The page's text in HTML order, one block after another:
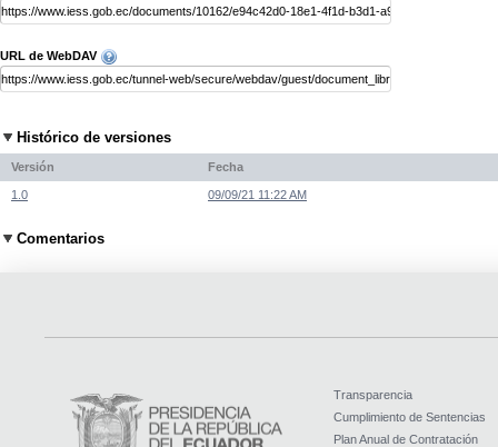
URL de WebDAV
Histórico de versiones
Versión Fecha
1.0 09/09/21 11:22 AM
Comentarios
Transparencia
Cumplimiento de Sentencias
Plan Anual de Contratación